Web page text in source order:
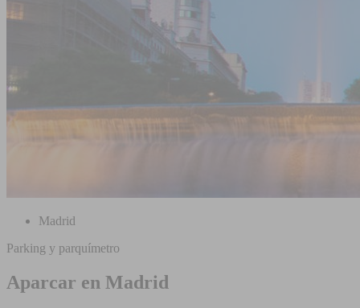
Madrid
Parking y parquímetro
Aparcar en Madrid